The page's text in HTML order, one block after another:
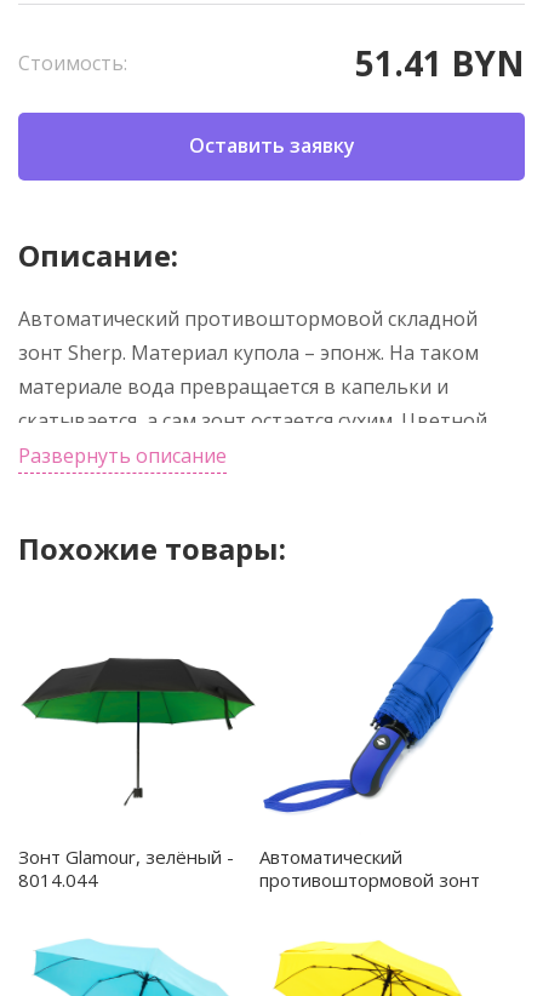
Стоимость: 51.41 BYN
Оставить заявку
Описание:
Автоматический противоштормовой складной
зонт Sherp. Материал купола – эпонж. На таком
материале вода превращается в капельки и
скатывается, а сам зонт остается сухим. Цветной
элемент на ручке – в тон купола. Ветрозащитная
порывах ветра.
Развернуть описание
Похожие товары:
Зонт Glamour, зелёный -
8014.044
Автоматический
противоштормовой зонт